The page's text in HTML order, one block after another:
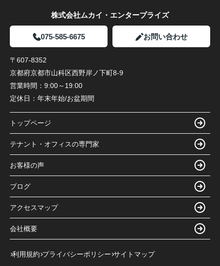
株式会社ムカイ・エンタープライズ
075-585-6675 お問い合わせ
〒607-8352
京都府京都市山科区西野岸ノ下町8-9
営業時間： 9:00～19:00
定休日： 年末年始/お盆期間
トップページ
テナント・オフィスの専門家
お客様の声
ブログ
アクセスマップ
会社概要
利用規約 プライバシーポリシー サイトマップ